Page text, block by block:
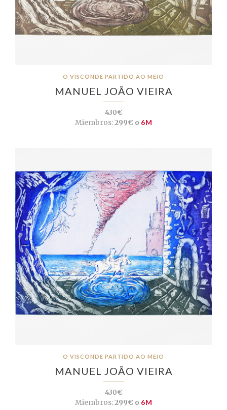
O VISCONDE PARTIDO AO MEIO
MANUEL JOÃO VIEIRA
430€
Miembros:299€ o 6M
O VISCONDE PARTIDO AO MEIO
MANUEL JOÃO VIEIRA
430€
Miembros:299€ o 6M